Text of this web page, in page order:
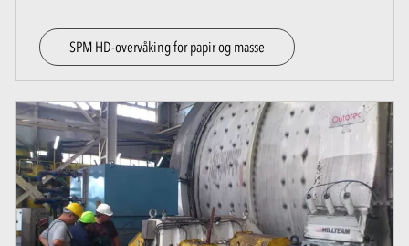
SPM HD-overvåking for papir og masse